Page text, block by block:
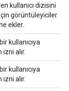
kullanıcı dizisini
görüntüleyiciler
ekler.
kullanıcıya
izni alır.
kullanıcıya
izni alır.